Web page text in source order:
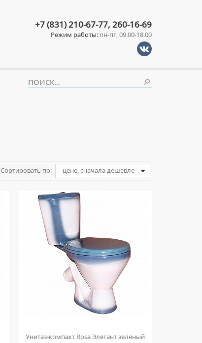
Сортировать по: цене, сначала дешевле
Унитаз-компакт Rosa Элегант зелёный
+7 (831) 210-67-77, 260-16-69
Режим работы: пн-пт, 09.00-18.00